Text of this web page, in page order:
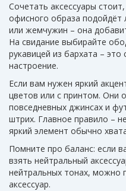
Сочетать аксессуары
офисного образа подойдёт
или жемчужин – она
На свидание выбирайте
рукавицей из бархата – это
настроение.
Если вам нужен яркий
цветов или с принтом. Они
повседневных джинсах и
штрих. Главное правило –
яркий элемент обычно
Помните про баланс: если
взять нейтральный
нейтральных тонах, можно
аксессуар.